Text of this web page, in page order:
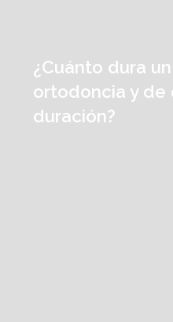
¿Cuánto dura
ortodoncia y de
duración?